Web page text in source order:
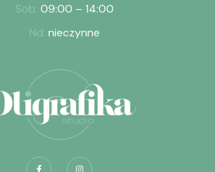
Sob: 09:00 – 14:00
Nd: nieczynne